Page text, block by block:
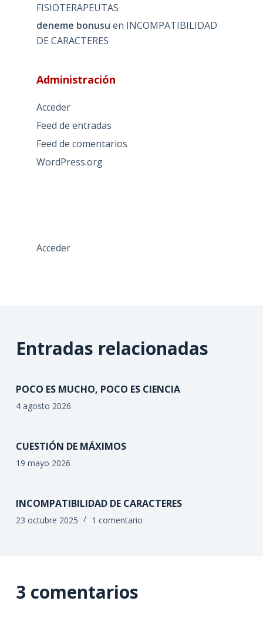
FISIOTERAPEUTAS
deneme bonusu en INCOMPATIBILIDAD
DE CARACTERES
Administración
Acceder
Feed de entradas
Feed de comentarios
WordPress.org
Acceder
Entradas relacionadas
POCO ES MUCHO, POCO ES CIENCIA
4 agosto 2026
CUESTIÓN DE MÁXIMOS
19 mayo 2026
INCOMPATIBILIDAD DE CARACTERES
23 octubre 2025 1 comentario
3 comentarios